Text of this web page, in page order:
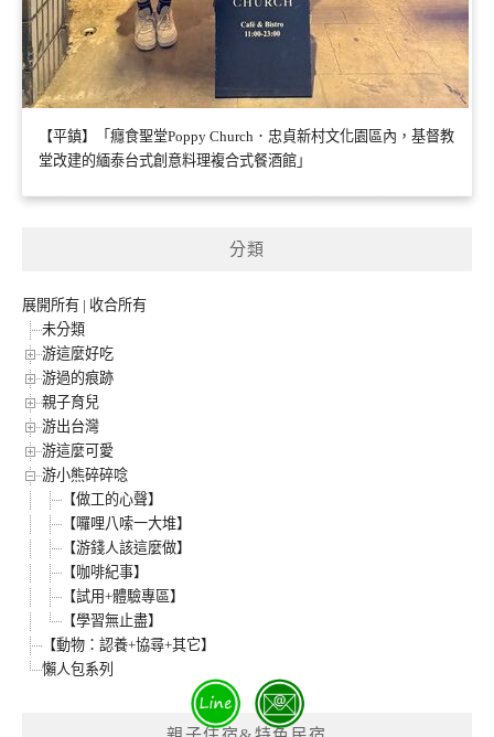
【平鎮】「癮食聖堂Poppy Church．忠貞新村文化園區內，基督教
堂改建的緬泰台式創意料理複合式餐酒館」
分類
展開所有 | 收合所有
未分類
游這麼好吃
游過的痕跡
親子育兒
游出台灣
游這麼可愛
游小熊碎碎唸
【做工的心聲】
【囉哩八嗦一大堆】
【游錢人該這麼做】
【咖啡紀事】
【試用+體驗專區】
【學習無止盡】
【動物：認養+協尋+其它】
懶人包系列